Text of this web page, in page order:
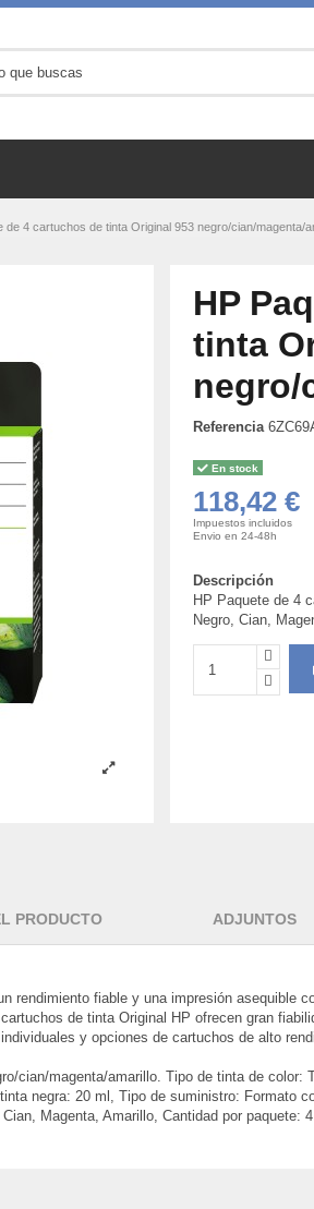
de 4 cartuchos de tinta Original 953 negro/cian/magenta/
HP
tinta
negro/
Referencia
En stock
118,42 €
Impuestos incluidos
Envio en 24-48h
Descripción
HP Paquete de 4
Negro, Cian,
PRODUCTO ADJUNTOS
rendimiento fiable y una impresión asequible
de tinta Original HP ofrecen gran
y opciones de cartuchos de alto
cian/magenta/amarillo. Tipo de tinta de
negra: 20 ml, Tipo de suministro: Formato
Magenta, Amarillo, Cantidad por